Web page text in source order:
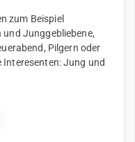
zum Beispiel
Junggebliebene,
Pilgern oder
Jung und